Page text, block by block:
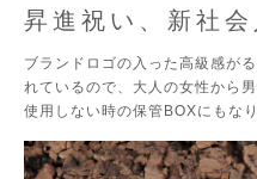
昇進祝い、新社
ブランドロゴの入った高級感が
れているので、大人の女性から
使用しない時の保管BOXにもなり